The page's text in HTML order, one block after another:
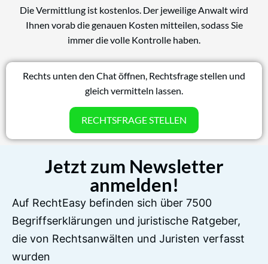
Die Vermittlung ist kostenlos. Der jeweilige Anwalt wird
Ihnen vorab die genauen Kosten mitteilen, sodass Sie
immer die volle Kontrolle haben.
Rechts unten den Chat öffnen, Rechtsfrage stellen und
gleich vermitteln lassen.
RECHTSFRAGE STELLEN
Jetzt zum Newsletter
anmelden!
Auf RechtEasy befinden sich über 7500
Begriffserklärungen und juristische Ratgeber,
die von Rechtsanwälten und Juristen verfasst
wurden